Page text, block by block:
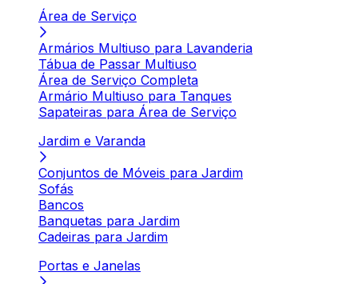
Área de Serviço
Armários Multiuso para Lavanderia
Tábua de Passar Multiuso
Área de Serviço Completa
Armário Multiuso para Tanques
Sapateiras para Área de Serviço
Jardim e Varanda
Conjuntos de Móveis para Jardim
Sofás
Bancos
Banquetas para Jardim
Cadeiras para Jardim
Portas e Janelas